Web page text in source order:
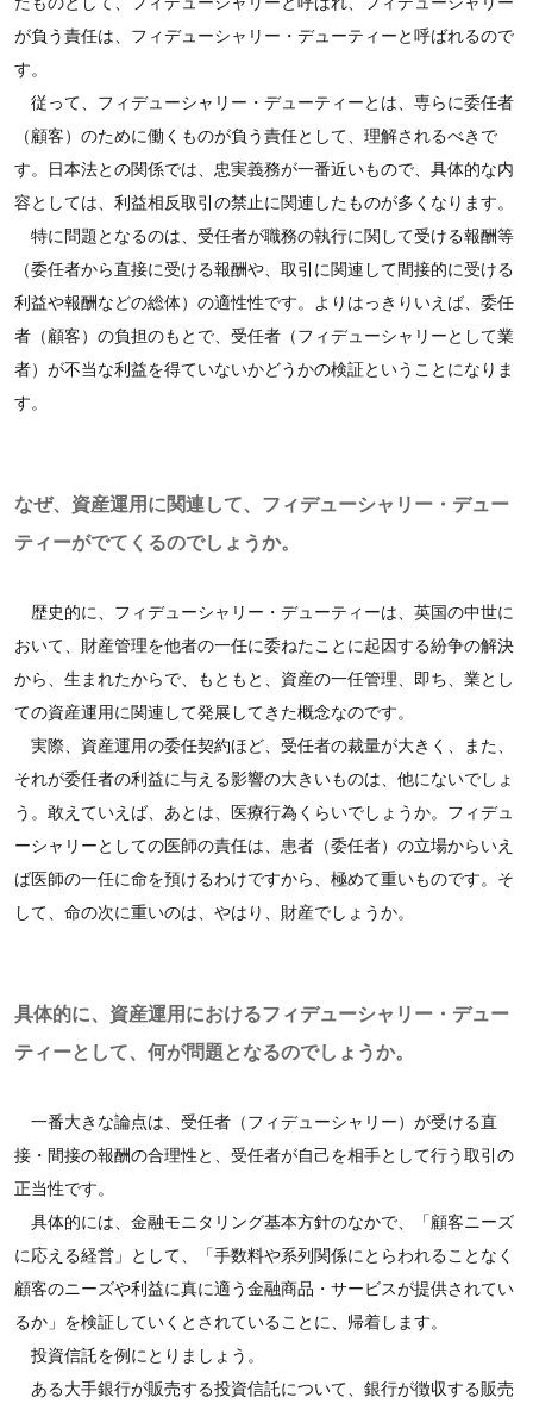
が負う責任は、フィデューシャリー・デューティーと呼ばれるので
す。
従って、フィデューシャリー・デューティーとは、専らに委任者
（顧客）のために働くものが負う責任として、理解されるべきで
す。日本法との関係では、忠実義務が一番近いもので、具体的な内
容としては、利益相反取引の禁止に関連したものが多くなります。
特に問題となるのは、受任者が職務の執行に関して受ける報酬等
（委任者から直接に受ける報酬や、取引に関連して間接的に受ける
利益や報酬などの総体）の適性性です。よりはっきりいえば、委任
者（顧客）の負担のもとで、受任者（フィデューシャリーとして業
者）が不当な利益を得ていないかどうかの検証ということになりま
す。
なぜ、資産運用に関連して、フィデューシャリー・デュー
ティーがでてくるのでしょうか。
歴史的に、フィデューシャリー・デューティーは、英国の中世に
おいて、財産管理を他者の一任に委ねたことに起因する紛争の解決
から、生まれたからで、もともと、資産の一任管理、即ち、業とし
ての資産運用に関連して発展してきた概念なのです。
実際、資産運用の委任契約ほど、受任者の裁量が大きく、また、
それが委任者の利益に与える影響の大きいものは、他にないでしょ
う。敢えていえば、あとは、医療行為くらいでしょうか。フィデュ
ーシャリーとしての医師の責任は、患者（委任者）の立場からいえ
ば医師の一任に命を預けるわけですから、極めて重いものです。そ
して、命の次に重いのは、やはり、財産でしょうか。
具体的に、資産運用におけるフィデューシャリー・デュー
ティーとして、何が問題となるのでしょうか。
一番大きな論点は、受任者（フィデューシャリー）が受ける直
接・間接の報酬の合理性と、受任者が自己を相手として行う取引の
正当性です。
具体的には、金融モニタリング基本方針のなかで、「顧客ニーズ
に応える経営」として、「手数料や系列関係にとらわれることなく
顧客のニーズや利益に真に適う金融商品・サービスが提供されてい
るか」を検証していくとされていることに、帰着します。
投資信託を例にとりましょう。
ある大手銀行が販売する投資信託について、銀行が徴収する販売